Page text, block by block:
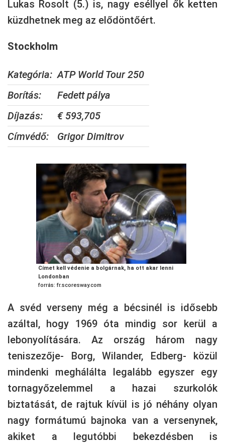
Lukas Rosolt (5.) is, nagy eséllyel ők ketten
küzdhetnek meg az elődöntőért.
Stockholm
Kategória: ATP World Tour 250
Borítás:
Fedett pálya
Díjazás:
€ 593,705
Címvédő:
Grigor Dimitrov
Címet kell védenie a bolgárnak, ha ott akar lenni
Londonban
forrás: fr.scoresway.com
A svéd verseny még a bécsinél is idősebb
azáltal, hogy 1969 óta mindig sor kerül a
lebonyolítására. Az ország három nagy
teniszezője- Borg, Wilander, Edberg- közül
mindenki meghálálta legalább egyszer egy
tornagyőzelemmel a hazai szurkolók
biztatását, de rajtuk kívül is jó néhány olyan
nagy formátumú bajnoka van a versenynek,
akiket a legutóbbi bekezdésben is